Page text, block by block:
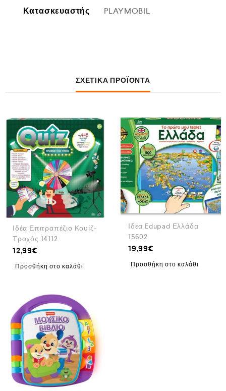
Κατασκευαστής
PLAYMOBIL
ΣΧΕΤΙΚΆ ΠΡΟΪΌΝΤΑ
Ιδέα Επιτραπέζιο Κουίζ-
Τροχός 14112
12,99€
Προσθήκη στο καλάθι
Ιδέα Edupad Ελλάδα
15602
19,99€
Προσθήκη στο καλάθι